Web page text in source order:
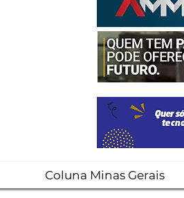
Coluna Minas Gerais